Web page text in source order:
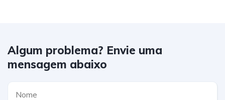
Algum problema? Envie uma
mensagem abaixo